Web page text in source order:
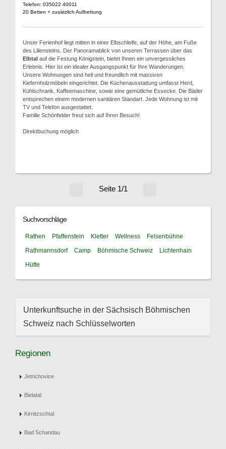
Telefon: 035022 40011
20 Betten + zusätzlich Aufbettung
Unser Ferienhof liegt mitten in einer Elbschleife, auf der Höhe, am Fuße
des Liliensteins. Der Panoramablick von unseren Terrassen über das
Elbtal auf die Festung Königstein, bietet Ihnen ein unvergessliches
Erlebnis. Hier ist ein idealer Ausgangspunkt für Ihre Wanderungen.
Unsere Wohnungen sind hell und freundlich mit massiven
Kiefernholzmöbeln eingerichtet. Die Küchenausstattung umfasst Herd,
Kühlschrank, Kaffeemaschine, sowie eine gemütliche Essecke. Die Bäder
entsprechen einem modernen sanitären Standart. Jede Wohnung ist mit
TV und Telefon ausgestattet.
Familie Schönfelder freut sich auf Ihren Besuch!
Direktbuchung möglich
Seite 1/1
Suchvorschläge
Rathen Pfaffenstein Kletter Wellness
Felsenbühne
Rathmannsdorf
Camp Böhmische Schweiz
Lichtenhain
Hütte
Unterkunftsuche in der Sächsisch Böhmischen
Schweiz nach Schlüsselworten
Regionen
Jetrichovice
Bielatal
Kirnitzschtal
Bad Schandau